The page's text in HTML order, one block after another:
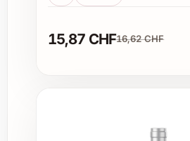
Elegante Dinnerpartys
Sommerfeste mit
15,87 CHF16,62 CHF